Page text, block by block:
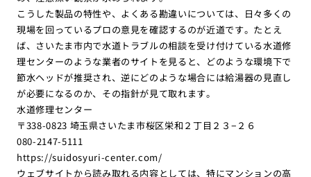
こうした製品の特性や、よくある勘違いについては、日々多くの
現場を回っているプロの意見を確認するのが近道です。たとえ
ば、さいたま市内で水道トラブルの相談を受け付けている水道修
理センターのような業者のサイトを見ると、どのような環境下で
節水ヘッドが推奨され、逆にどのような場合には給湯器の見直し
が必要になるのか、その指針が見て取れます。
水道修理センター
〒338-0823 埼玉県さいたま市桜区栄和２丁目２３−２６
080-2147-5111
https://suidosyuri-center.com/
ウェブサイトから読み取れる内容としては、特にマンションの高